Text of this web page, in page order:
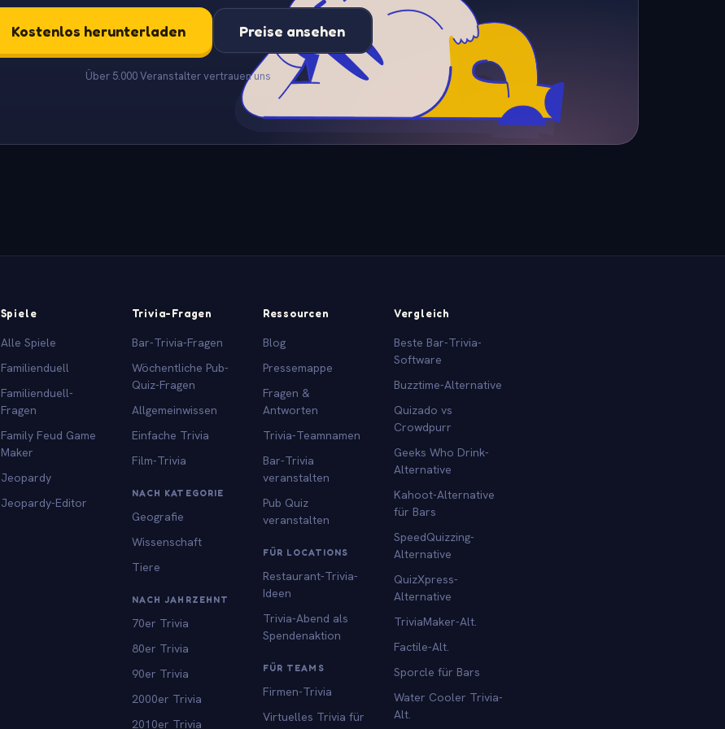
Kostenlos herunterladen Preise ansehen
Über 5.000 Veranstalter vertrauen uns
Spiele
Alle Spiele
Familienduell
Familienduell-
Fragen
Family Feud Game
Maker
Jeopardy
Jeopardy-Editor
Trivia-Fragen
Bar-Trivia-Fragen
Wöchentliche Pub-
Quiz-Fragen
Allgemeinwissen
Einfache Trivia
Film-Trivia
NACH KATEGORIE
Geografie
Wissenschaft
Tiere
NACH JAHRZEHNT
70er Trivia
80er Trivia
90er Trivia
2000er Trivia
2010er Trivia
Ressourcen
Blog
Pressemappe
Fragen &
Antworten
Trivia-Teamnamen
Bar-Trivia
veranstalten
Pub Quiz
veranstalten
FÜR LOCATIONS
Restaurant-Trivia-
Ideen
Trivia-Abend als
Spendenaktion
FÜR TEAMS
Firmen-Trivia
Virtuelles Trivia für
Vergleich
Beste Bar-Trivia-
Software
Buzztime-Alternative
Quizado vs
Crowdpurr
Geeks Who Drink-
Alternative
Kahoot-Alternative
für Bars
SpeedQuizzing-
Alternative
QuizXpress-
Alternative
TriviaMaker-Alt.
Factile-Alt.
Sporcle für Bars
Water Cooler Trivia-
Alt.